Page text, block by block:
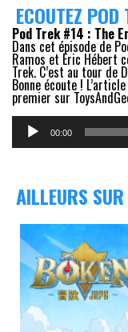
ECOUTEZ POD
Pod Trek #14 : The
Dans cet épisode de
Ramos et Eric Hébert
Trek. C’est au tour de
Bonne écoute !
premier sur
Lecteur
audio 00:00
AILLEURS